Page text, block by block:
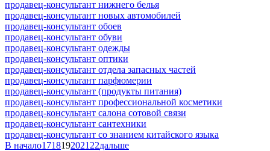
продавец-консультант нижнего белья
продавец-консультант новых автомобилей
продавец-консультант обоев
продавец-консультант обуви
продавец-консультант одежды
продавец-консультант оптики
продавец-консультант отдела запасных частей
продавец-консультант парфюмерии
продавец-консультант (продукты питания)
продавец-консультант профессиональной косметики
продавец-консультант салона сотовой связи
продавец-консультант сантехники
продавец-консультант со знанием китайского языка
В начало1718192021 22дальше